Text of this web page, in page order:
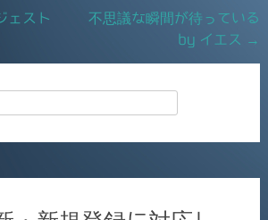
ェスト
不思議な瞬間が待っている
by イエス
→